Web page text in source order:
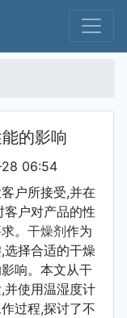
的影响
06:54
户所接受,并在
户对产品的性
。 干燥剂作为
择合适的干燥
响。本文从干
并使用温湿度计
过程,探讨了不